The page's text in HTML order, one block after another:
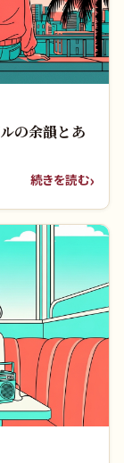
の余韻とあ
続きを読む